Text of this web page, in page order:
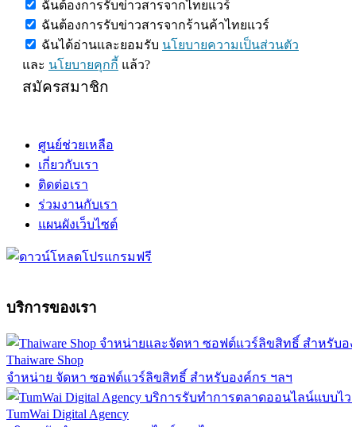
ฉันต้องการรับข่าวสารจากไทยแวร์
ฉันต้องการรับข่าวสารจากร้านค้าไทยแวร์
ฉันได้อ่านและยอมรับ นโยบายความเป็นส่วนตัว
และ นโยบายคุกกี้ แล้ว?
สมัครสมาชิก
ศูนย์ช่วยเหลือ
เกี่ยวกับเรา
ติดต่อเรา
ร่วมงานกับเรา
แผนผังเว็บไซต์
บริการของเรา
Thaiware Shop
จำหน่าย จัดหา ซอฟต์แวร์ลิขสิทธิ์ สำหรับองค์กร ฯลฯ
TumWai Digital Agency